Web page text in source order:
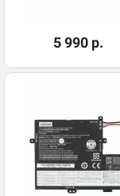
5 990 р.